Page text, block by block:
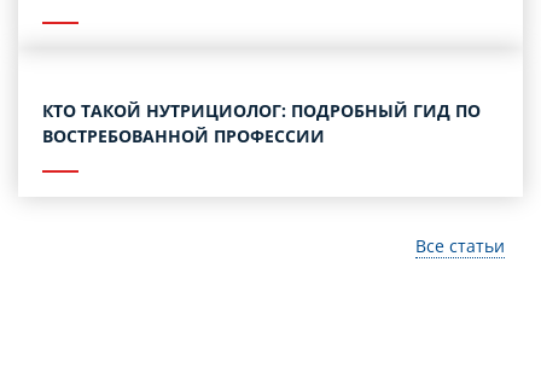
КТО ТАКОЙ НУТРИЦИОЛОГ: ПОДРОБНЫЙ ГИД ПО
ВОСТРЕБОВАННОЙ ПРОФЕССИИ
Все статьи